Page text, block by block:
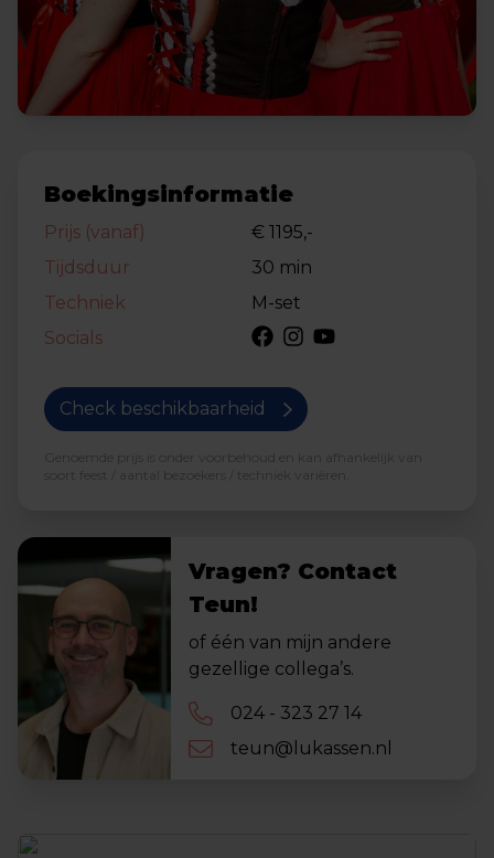
Boekingsinformatie
Prijs (vanaf)
€ 1195,-
Tijdsduur
30 min
Techniek
M-set
Socials
Check beschikbaarheid
Genoemde prijs is onder voorbehoud en kan afhankelijk van
soort feest / aantal bezoekers / techniek variëren.
Vragen? Contact
Teun!
of één van mijn andere
gezellige collega’s.
024 - 323 27 14
teun@lukassen.nl